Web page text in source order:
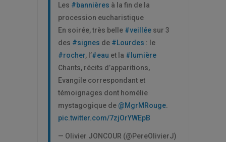
Les #bannières à la fin de la
procession eucharistique
En soirée, très belle #veilléesur 3
des #signes de #Lourdes : le
#rocher, l’#eau et la #lumière
Chants, récits d’apparitions,
Evangile correspondant et
témoignages dont homélie
mystagogique de @MgrMRouge.
pic.twitter.com/7zjOrYWEpB
— Olivier JONCOUR (@PereOlivierJ)